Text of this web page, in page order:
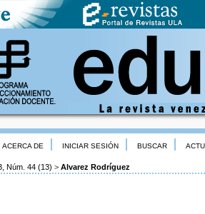
ACERCA DE INICIAR SESIÓN BUSCAR
Núm. 44 (13) > Alvarez Rodríguez